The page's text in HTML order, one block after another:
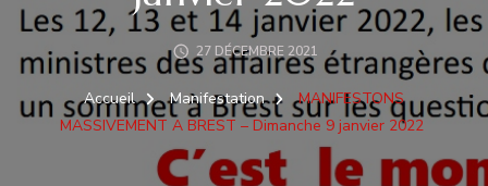
27 DÉCEMBRE 2021
Accueil Manifestation
MANIFESTONS
MASSIVEMENT A BREST – Dimanche 9 janvier 2022